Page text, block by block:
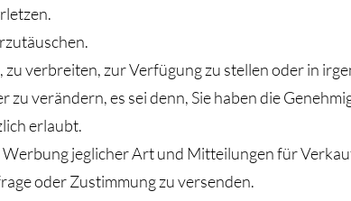
verbreiten, zur Verfügung zu stellen oder in
verändern, es sei denn, Sie haben die
erlaubt.
jeglicher Art und Mitteilungen für
oder Zustimmung zu versenden.